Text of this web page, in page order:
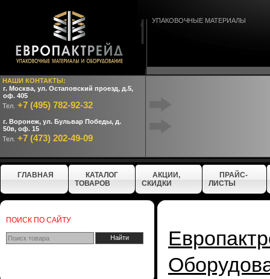
НАШИ КОНТАКТЫ:
г. Москва, ул. Остаповский проезд, д.5,
оф. 405
Тел. +7 (495) 782-92-32
г. Воронеж, ул. Бульвар Победы, д.
50в, оф. 15
Тел. +7 (473) 202-49-09
УПАКОВОЧНЫЕ МАТЕРИАЛЫ
ГЛАВНАЯ
КАТАЛОГ
ТОВАРОВ
АКЦИИ,
СКИДКИ
ПРАЙС-
ЛИСТЫ
ПОИСК ПО САЙТУ